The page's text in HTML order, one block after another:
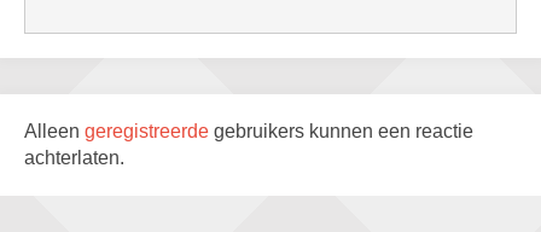
Alleen geregistreerde gebruikers kunnen een reactie
achterlaten.